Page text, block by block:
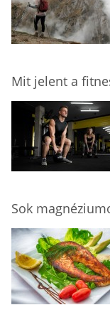
Mit jelent a
Sok